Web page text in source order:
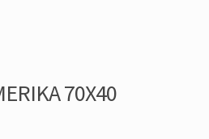
70X40